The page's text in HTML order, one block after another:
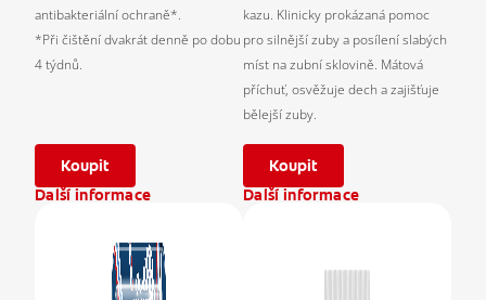
antibakteriální ochraně*.
*Při čištění dvakrát denně po dobu
4 týdnů.
Koupit
Další informace
kazu. Klinicky prokázaná pomoc
pro silnější zuby a posílení slabých
míst na zubní sklovině. Mátová
příchuť, osvěžuje dech a zajišťuje
bělejší zuby.
Koupit
Další informace